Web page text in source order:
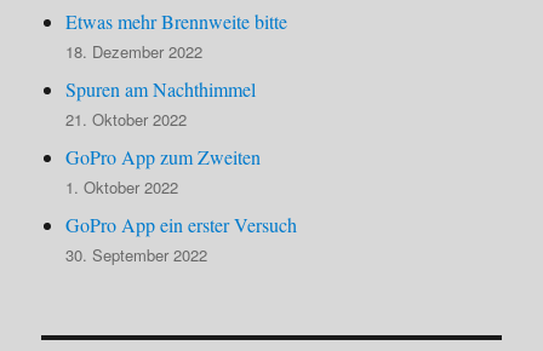
Etwas mehr Brennweite bitte
18. Dezember 2022
Spuren am Nachthimmel
21. Oktober 2022
GoPro App zum Zweiten
1. Oktober 2022
GoPro App ein erster Versuch
30. September 2022